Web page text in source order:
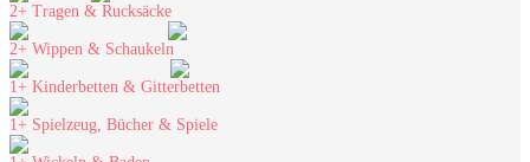
2+ Tragen & Rucksäcke
2+ Wippen & Schaukeln
1+ Kinderbetten & Gitterbetten
1+ Spielzeug, Bücher & Spiele